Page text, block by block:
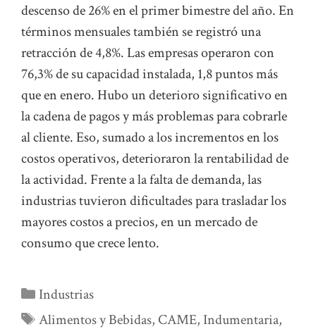
descenso de 26% en el primer bimestre del año. En
términos mensuales también se registró una
retracción de 4,8%. Las empresas operaron con
76,3% de su capacidad instalada, 1,8 puntos más
que en enero. Hubo un deterioro significativo en
la cadena de pagos y más problemas para cobrarle
al cliente. Eso, sumado a los incrementos en los
costos operativos, deterioraron la rentabilidad de
la actividad. Frente a la falta de demanda, las
industrias tuvieron dificultades para trasladar los
mayores costos a precios, en un mercado de
consumo que crece lento.
Categorías
Industrias
Etiquetas
Alimentos y Bebidas, CAME, Indumentaria,